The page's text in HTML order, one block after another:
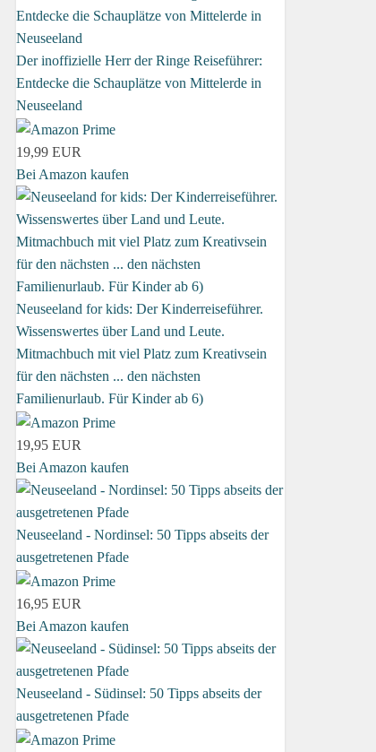
Der inoffizielle Herr der Ringe Reiseführer:
Entdecke die Schauplätze von Mittelerde in
Neuseeland
19,99 EUR
Bei Amazon kaufen
Neuseeland for kids: Der Kinderreiseführer.
Wissenswertes über Land und Leute.
Mitmachbuch mit viel Platz zum Kreativsein
für den nächsten ... den nächsten
Familienurlaub. Für Kinder ab 6)
19,95 EUR
Bei Amazon kaufen
Neuseeland - Nordinsel: 50 Tipps abseits der
ausgetretenen Pfade
16,95 EUR
Bei Amazon kaufen
Neuseeland - Südinsel: 50 Tipps abseits der
ausgetretenen Pfade